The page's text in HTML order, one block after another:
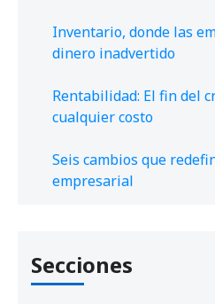
Inventario, donde las
dinero inadvertido
Rentabilidad: El fin del
cualquier costo
Seis cambios que
empresarial
Secciones